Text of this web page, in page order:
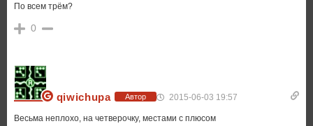
По всем трём?
0
qiwichupa Автор 2015-06-03 19:57
Весьма неплохо, на четверочку, местами с плюсом